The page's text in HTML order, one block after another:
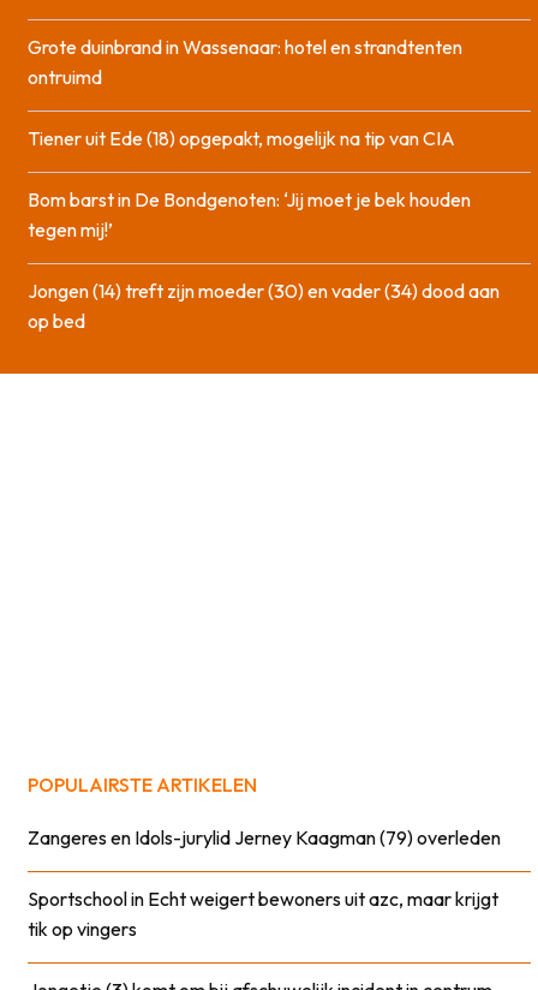
Grote duinbrand in Wassenaar: hotel en strandtenten
ontruimd
Tiener uit Ede (18) opgepakt, mogelijk na tip van CIA
Bom barst in De Bondgenoten: ‘Jij moet je bek houden
tegen mij!’
Jongen (14) treft zijn moeder (30) en vader (34) dood aan
op bed
POPULAIRSTE ARTIKELEN
Zangeres en Idols-jurylid Jerney Kaagman (79) overleden
Sportschool in Echt weigert bewoners uit azc, maar krijgt
tik op vingers